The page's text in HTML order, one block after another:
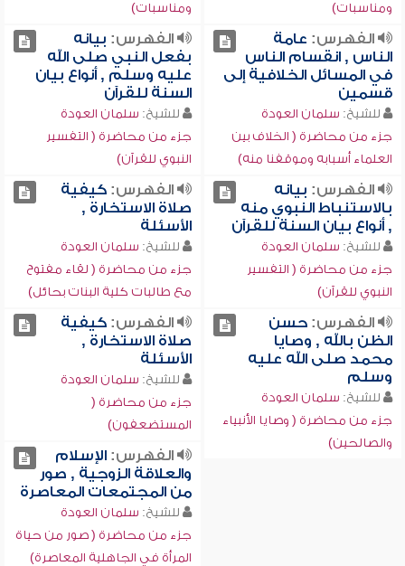
ومناسبات)
ومناسبات)
الفهرس: عامة
الناس , انقسام الناس
في المسائل الخلافية إلى
قسمين
للشيخ: سلمان العودة
جزء من محاضرة ( الخلاف بين
العلماء أسبابه وموقفنا منه)
الفهرس: بيانه
بفعل النبي صلى الله
عليه وسلم , أنواع بيان
السنة للقرآن
للشيخ: سلمان العودة
جزء من محاضرة ( التفسير
النبوي للقرآن)
الفهرس: بيانه
بالاستنباط النبوي منه
, أنواع بيان السنة للقرآن
للشيخ: سلمان العودة
جزء من محاضرة ( التفسير
النبوي للقرآن)
الفهرس:كيفية
صلاة الاستخارة ,
الأسئلة
للشيخ: سلمان العودة
جزء من محاضرة ( لقاء مفتوح
مع طالبات كلية البنات بحائل)
الفهرس:حسن
الظن بالله , وصايا
محمد صلى الله عليه
وسلم
للشيخ: سلمان العودة
جزء من محاضرة ( وصايا الأنبياء
والصالحين)
الفهرس:كيفية
صلاة الاستخارة ,
الأسئلة
للشيخ: سلمان العودة
جزء من محاضرة (
المستضعفون)
الفهرس:الإسلام
والعلاقة الزوجية , صور
من المجتمعات المعاصرة
للشيخ: سلمان العودة
جزء من محاضرة ( صور من حياة
المرأة في الجاهلية المعاصرة)